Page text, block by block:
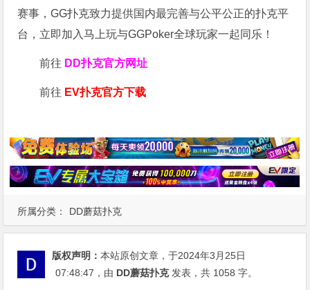
所属分类： DD蘑菇扑克
赛事，GG扑克致力提供国内最完善与公平公正的扑克平
台，立即加入马上玩与GGPoker全球玩家一起同乐！
前往 DD扑克官方网址
前往 EV扑克官方下载
版权声明：本站原创文章，于2024年3月25日
07:48:47 ，由 DD蘑菇扑克发表，共 1058 字。